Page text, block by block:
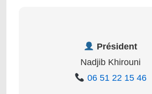
Président
Nadjib Khirouni
06 51 22 15 46